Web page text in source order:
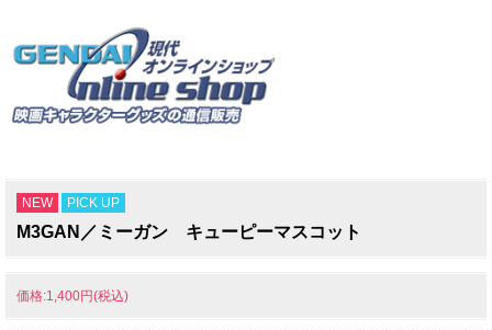
NEW PICK UP
M3GAN／ミーガン キューピーマスコット
価格:1,400円(税込)